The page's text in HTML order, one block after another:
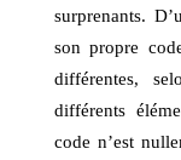
surprenants.
son propre
différentes,
différents
code n’est